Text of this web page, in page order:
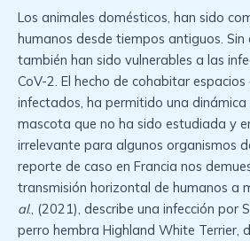
Los animales domésticos, han sido
humanos desde tiempos antiguos. Sin
también han sido vulnerables a las
CoV-2. El hecho de cohabitar
infectados, ha permitido una
mascota que no ha sido estudiada y
irrelevante para algunos organismos
reporte de caso en Francia nos
transmisión horizontal de humanos a
al., (2021), describe una infección por
perro hembra Highland White Terrier,